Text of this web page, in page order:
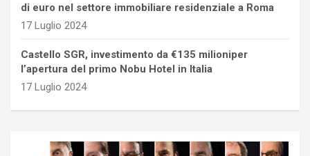
di euro nel settore immobiliare residenziale a Roma
17 Luglio 2024
Castello SGR, investimento da €135 milioniper
l’apertura del primo Nobu Hotel in Italia
17 Luglio 2024